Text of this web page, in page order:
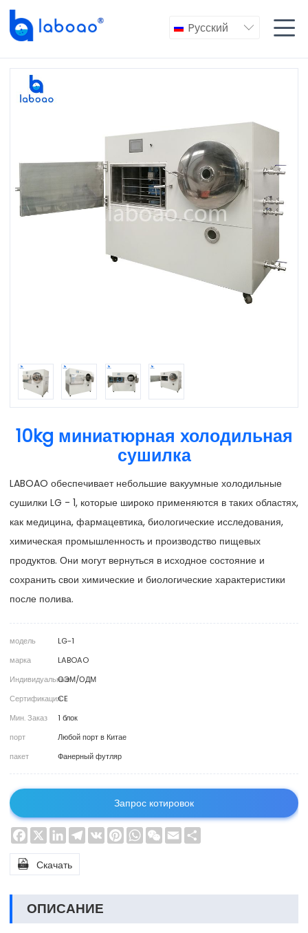
Pусский  
10kg миниатюрная холодильная
сушилка
LABOAO обеспечивает небольшие вакуумные холодильные
сушилки LG - 1, которые широко применяются в таких областях,
как медицина, фармацевтика, биологические исследования,
химическая промышленность и производство пищевых
продуктов. Они могут вернуться в исходное состояние и
сохранить свои химические и биологические характеристики
после полива.
модель
LG-1
марка
LABOAO
ИндивидуальныеОЭМ/ОДМ
СертификацияCE
Мин. Заказ
1 блок
порт
Любой порт в Китае
пакет
Фанерный футляр
Запрос котировок
Facebook
X LinkedInTelegram
VK PinterestWhatsApp
WeChat
Email
 Скачать
ОПИСАНИЕ